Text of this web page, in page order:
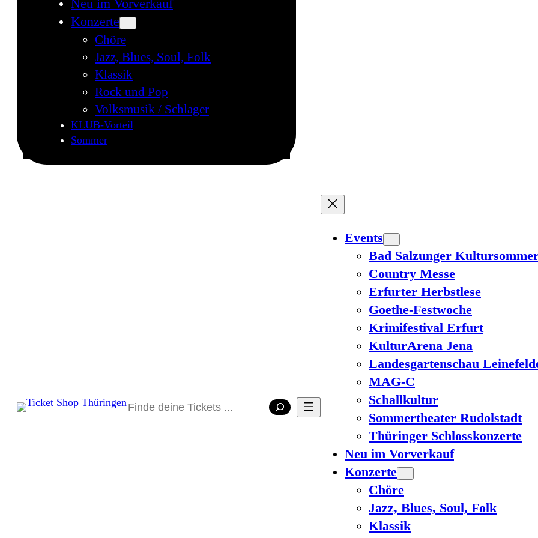
Neu im Vorverkauf
Konzerte
Chöre
Jazz, Blues, Soul, Folk
Klassik
Rock und Pop
Volksmusik / Schlager
KLUB-Vorteil
Sommer
Suchen
Events
Bad Salzunger
Country Messe
Erfurter Herbstlese
Goethe-Festwoche
Krimifestival Erfurt
KulturArena Jena
Landesgartenschau
MAG-C
Schallkultur
Sommertheater Rudolstadt
Thüringer Schlosskonzerte
Neu im Vorverkauf
Konzerte
Chöre
Jazz, Blues, Soul, Folk
Klassik